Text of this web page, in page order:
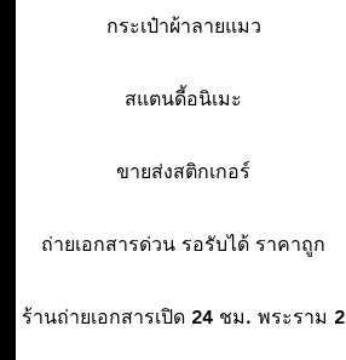
กระเป๋าผ้าลายแมว
สแตนดี้อนิเมะ
ขายส่งสติกเกอร์
ถ่ายเอกสารด่วน รอรับได้ ราคาถูก
ร้านถ่ายเอกสารเปิด 24 ชม. พระราม 2